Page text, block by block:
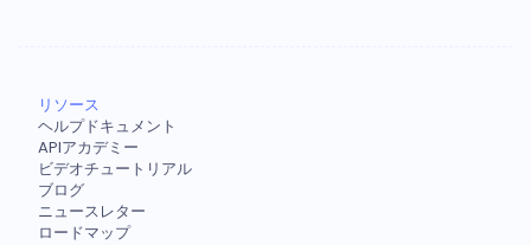
リソース
ヘルプドキュメント
APIアカデミー
ビデオチュートリアル
ブログ
ニュースレター
ロードマップ